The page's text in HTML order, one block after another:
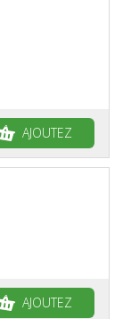
AJOUTEZ
AJOUTEZ